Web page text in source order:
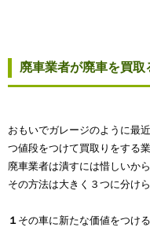
廃車業者が廃車を買取
おもいでガレージのように最
つ値段をつけて買取りをする
廃車業者は潰すには惜しいか
その方法は大きく３つに分けら
１ その車に新たな価値をつける